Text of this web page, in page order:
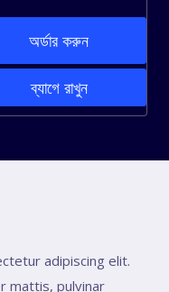
was:
990.00৳ .
is:
690.00৳ .
অর্ডার করুন
ব্যাগে রাখুন
adipiscing elit.
mattis, pulvinar